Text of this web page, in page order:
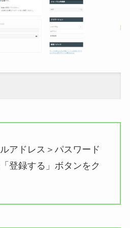
アドレス＞パスワード
登録する」ボタンをク